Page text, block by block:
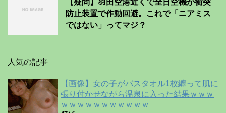
防止装置で作動回避。これで「ニアミス
ではない」ってマジ？
人気の記事
【画像】女の子がバスタオル1枚纏って肌に
張り付かせながら温泉に入った結果ｗｗｗ
ｗｗｗｗｗｗｗｗｗｗｗ